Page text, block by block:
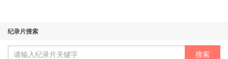
纪录片搜索